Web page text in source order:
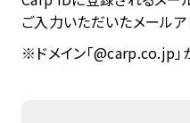
ご入力いただいたメールア
※ドメイン「@carp.co.jp」